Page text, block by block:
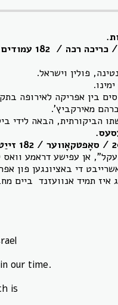
פולין וישראל.
בין אפריקה לאירופה
מאירקביץ'.
הביקורתית, הבאה לידי
אן עפישע דראמע וואס
די באציונגען פון
תמיד אנוועזנד ביים
our time.
is